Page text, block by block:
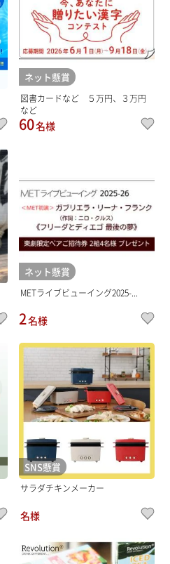
ネット懸賞
図書カードなど ５万円、３万円
など
60名様
ネット懸賞
METライブビューイング2025-...
2名様
SNS懸賞
サラダチキンメーカー
名様